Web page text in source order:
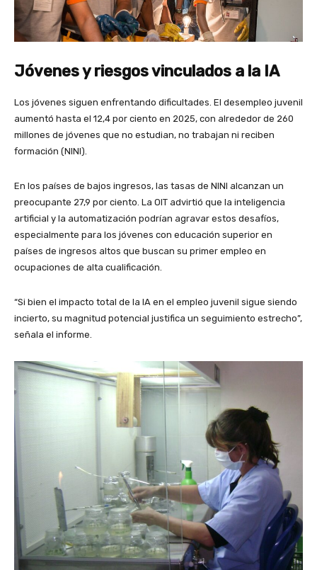
Jóvenes y riesgos vinculados a la IA
Los jóvenes siguen enfrentando dificultades. El desempleo juvenil
aumentó hasta el 12,4 por ciento en 2025, con alrededor de 260
millones de jóvenes que no estudian, no trabajan ni reciben
formación (NINI).
En los países de bajos ingresos, las tasas de NINI alcanzan un
preocupante 27,9 por ciento. La OIT advirtió que la inteligencia
artificial y la automatización podrían agravar estos desafíos,
especialmente para los jóvenes con educación superior en
países de ingresos altos que buscan su primer empleo en
ocupaciones de alta cualificación.
“Si bien el impacto total de la IA en el empleo juvenil sigue siendo
incierto, su magnitud potencial justifica un seguimiento estrecho”,
señala el informe.